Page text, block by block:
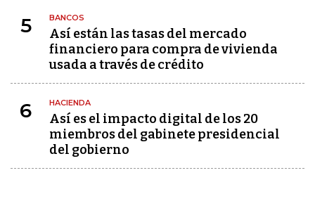
5 BANCOS
Así están las tasas del mercado
financiero para compra de vivienda
usada a través de crédito
6 HACIENDA
Así es el impacto digital de los 20
miembros del gabinete presidencial
del gobierno